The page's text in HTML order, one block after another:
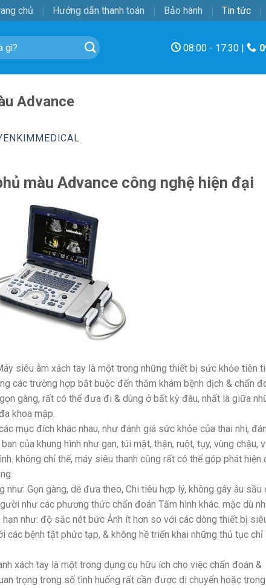
chủ Hướng dẫn thanh toán Bảo hành Tin tức
08:00 - 17:30 |
Advance
màu Advance công nghệ hiện đại
siêu âm xách tay là một trong những thiết bị sức khỏe tiên
các trường hợp bắt buộc đến thăm khám bệnh dịch & chẩn
gàng, rất có thể đưa đi & dùng ở bất kỳ đâu, nhất là giữa
khoa mập.
mục đích khác nhau, như đánh giá sức khỏe của thai nhi,
của khung hình như gan, túi mật, thận, ruột, tụy, vùng chậu,
không chỉ thế, máy siêu thanh cũng rất có thể góp phát hiện
Gọn gàng, dễ đưa theo, Chi tiêu hợp lý, không gây âu sầu
như các phương thức chẩn đoán Tấm hình khác. mặc dù
như: độ sắc nét bức Ảnh ít hơn so với các dòng thiết bị
các bệnh tật phức tạp, & không hề triển khai những thủ tục chỉ
xách tay là một trong dụng cụ hữu ích cho việc chẩn đoán &
trọng trong số tình huống rất cần được di chuyển hoặc